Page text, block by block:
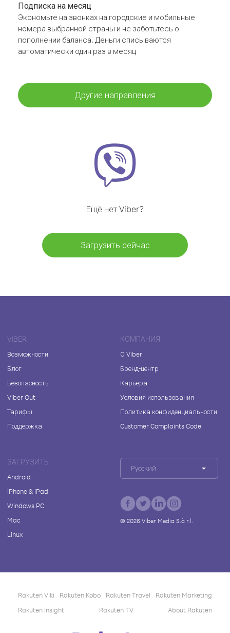
Подписка на месяц
Экономьте на звонках на городские и мобильные
номера выбранной страны и не заботьтесь о
пополнении баланса. Деньги списываются
автоматически один раз в месяц
Другие направления
Ещё нет Viber?
Загрузить сейчас
VIBER
Возможности
Блог
Безопасность
Viber Out
Тарифы
Поддержка
КОМПАНИЯ
О Viber
Бренд-центр
Карьера
Условия использования
Политика конфиденциальности
Customer Complaints Code
ЗАГРУЗИТЬ
Android
iPhone & iPad
Windows PC
Mac
Linux
Русский
© 2026Viber Media S.à r.l.
Rakuten Viki Rakuten Kobo Rakuten Travel
Rakuten Marketing
Rakuten Insight
Rakuten TV About Rakuten